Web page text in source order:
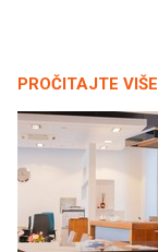
PROČITAJTE VIŠE